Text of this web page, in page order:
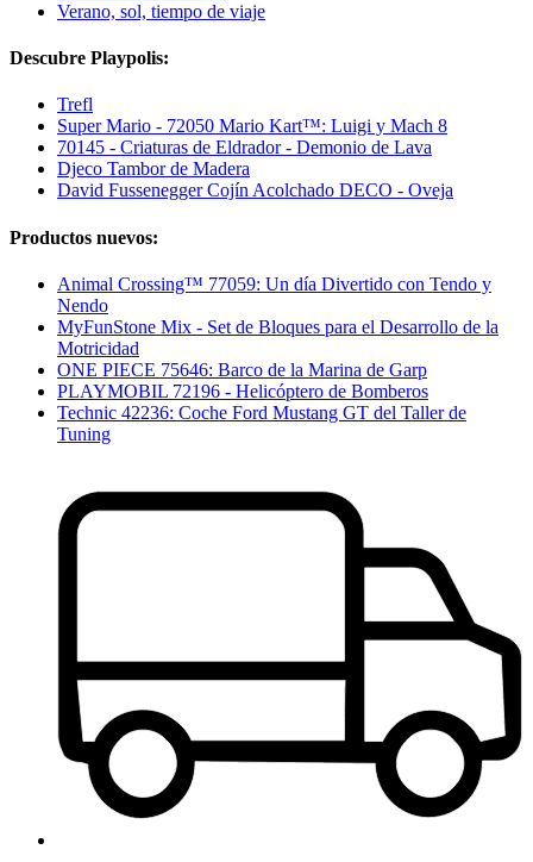
Verano, sol, tiempo de viaje
Descubre Playpolis:
Trefl
Super Mario - 72050 Mario Kart™: Luigi y Mach 8
70145 - Criaturas de Eldrador - Demonio de Lava
Djeco Tambor de Madera
David Fussenegger Cojín Acolchado DECO - Oveja
Productos nuevos:
Animal Crossing™ 77059: Un día Divertido con Tendo y
Nendo
MyFunStone Mix - Set de Bloques para el Desarrollo de la
Motricidad
ONE PIECE 75646: Barco de la Marina de Garp
PLAYMOBIL 72196 - Helicóptero de Bomberos
Technic 42236: Coche Ford Mustang GT del Taller de
Tuning